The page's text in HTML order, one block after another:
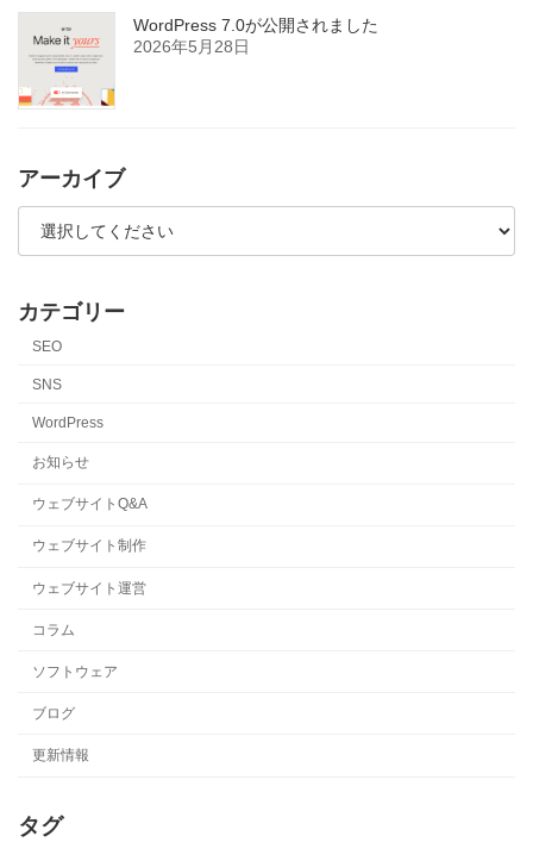
WordPress 7.0が公開されました
2026年5月28日
アーカイブ
カテゴリー
SEO
SNS
WordPress
お知らせ
ウェブサイトQ&A
ウェブサイト制作
ウェブサイト運営
コラム
ソフトウェア
ブログ
更新情報
タグ